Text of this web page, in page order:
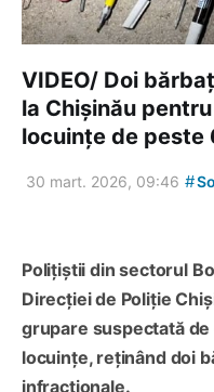
VIDEO/ Doi
la Chișinău
locuințe de peste
30 mart. 2026, 09:46 #
Polițiștii din sectorul
Direcției de Poliție
grupare suspectată
locuințe, reținând doi
infracționale.